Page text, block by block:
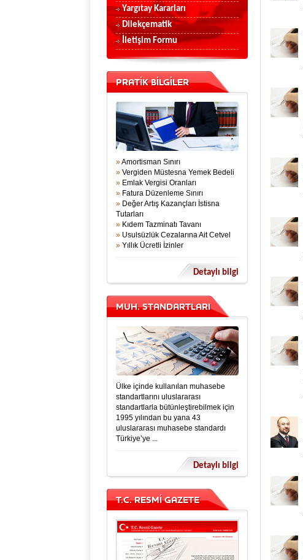
Yargıtay Kararları
Dilekçematik
İletişim Formu
PRATİK BİLGİLER
»Amortisman Sınırı
»Vergiden Müstesna Yemek Bedeli
»Emlak Vergisi Oranları
»Fatura Düzenleme Sınırı
»Değer Artış Kazançları İstisna
Tutarları
»Kıdem Tazminatı Tavanı
»Usulsüzlük Cezalarına Ait Cetvel
»Yıllık Ücretli İzinler
Detaylı bilgi
MUH. STANDARTLARI
Ülke içinde kullanılan muhasebe
standartlarını uluslararası
standartlarla bütünleştirebilmek için
1995 yılından bu yana 43
uluslararası muhasebe standardı
Türkiye’ye ...
Detaylı bilgi
T.C. RESMİ GAZETE